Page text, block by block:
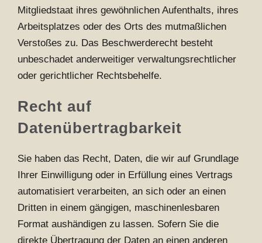
Mitgliedstaat ihres gewöhnlichen Aufenthalts, ihres
Arbeitsplatzes oder des Orts des mutmaßlichen
Verstoßes zu. Das Beschwerderecht besteht
unbeschadet anderweitiger verwaltungsrechtlicher
oder gerichtlicher Rechtsbehelfe.
Recht auf
Datenübertragbarkeit
Sie haben das Recht, Daten, die wir auf Grundlage
Ihrer Einwilligung oder in Erfüllung eines Vertrags
automatisiert verarbeiten, an sich oder an einen
Dritten in einem gängigen, maschinenlesbaren
Format aushändigen zu lassen. Sofern Sie die
direkte Übertragung der Daten an einen anderen